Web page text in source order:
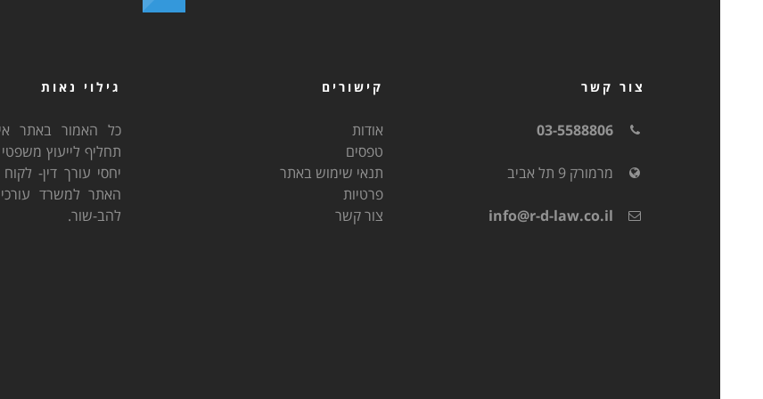
צור קשר
03-5588806
מרמורק 9 תל אביב
info@r-d-law.co.il
קישורים
אודות
טפסים
תנאי שימוש באתר
פרטיות
צור קשר
גילוי נאות
כל האמור באתר
תחליף לייעוץ משפטי
יחסי עורך דין- לקוח
האתר למשרד עורכי
להב-שור.